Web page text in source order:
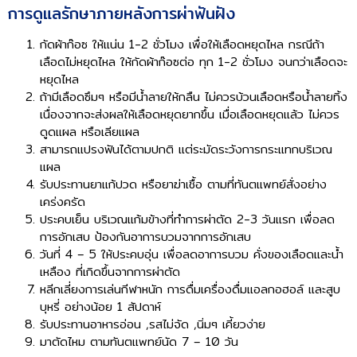
การดูแลรักษาภายหลังการผ่าฟันฝัง
กัดผ้าก๊อซ ให้แน่น 1-2 ชั่วโมง เพื่อให้เลือดหยุดไหล กรณีถ้า
เลือดไม่หยุดไหล ให้กัดผ้าก๊อซต่อ ทุก 1-2 ชั่วโมง จนกว่าเลือดจะ
หยุดไหล
ถ้ามีเลือดซึมๆ หรือมีน้ำลายให้กลืน ไม่ควรบ้วนเลือดหรือน้ำลายทิ้ง
เนื่องจากจะส่งผลให้เลือดหยุดยากขึ้น เมื่อเลือดหยุดแล้ว ไม่ควร
ดูดแผล หรือเลียแผล
สามารถแปรงฟันได้ตามปกติ แต่ระมัดระวังการกระแทกบริเวณ
แผล
รับประทานยาแก้ปวด หรือยาฆ่าเชื้อ ตามที่ทันตแพทย์สั่งอย่าง
เคร่งครัด
ประคบเย็น บริเวณแก้มข้างที่ทำการผ่าตัด 2-3 วันแรก เพื่อลด
การอักเสบ ป้องกันอาการบวมจากการอักเสบ
วันที่ 4 – 5 ให้ประคบอุ่น เพื่อลดอาการบวม คั่งของเลือดและน้ำ
เหลือง ที่เกิดขึ้นจากการผ่าตัด
หลีกเลี่ยงการเล่นกีฬาหนัก การดื่มเครื่องดื่มแอลกอฮอล์ และสูบ
บุหรี่ อย่างน้อย 1 สัปดาห์
รับประทานอาหารอ่อน ,รสไม่จัด ,นิ่มๆ เคี้ยวง่าย
มาตัดไหม ตามทันตแพทย์นัด 7 – 10 วัน